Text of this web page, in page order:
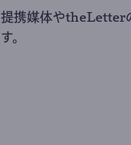
提携媒体やtheLetter
す。